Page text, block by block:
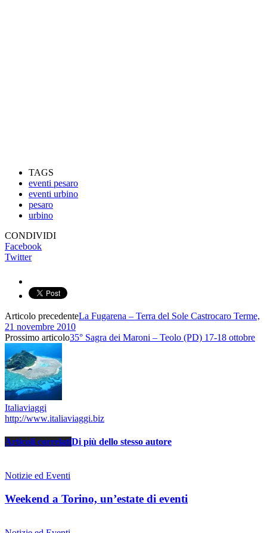
TAGS
eventi pesaro
eventi urbino
pesaro
urbino
CONDIVIDI
Facebook
Twitter
Articolo precedenteLa Fugarena – Terra del Sole Castrocaro Terme,
21 novembre 2010
Prossimo articolo35° Sagra dei Maroni – Teolo (PD) 17-18 ottobre
Italiaviaggi
http://www.italiaviaggi.biz
Articoli correlatiDi più dello stesso autore
Notizie ed Eventi
Weekend a Torino, un’estate di eventi